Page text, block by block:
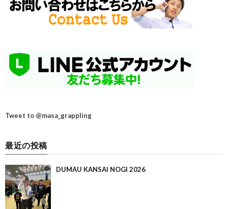
Tweet to @masa_grappling
最近の投稿
DUMAU KANSAI NOGI 2026